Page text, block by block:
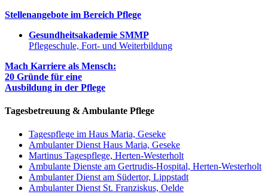
Stellenangebote im Bereich Pflege
Gesundheitsakademie SMMP
Pflegeschule, Fort- und Weiterbildung
Mach Karriere als Mensch:
20 Gründe für eine
Ausbildung in der Pflege
Tagesbetreuung & Ambulante Pflege
Tagespflege im Haus Maria, Geseke
Ambulanter Dienst Haus Maria, Geseke
Martinus Tagespflege, Herten-Westerholt
Ambulante Dienste am Gertrudis-Hospital, Herten-Westerholt
Ambulanter Dienst am Südertor, Lippstadt
Ambulanter Dienst St. Franziskus, Oelde